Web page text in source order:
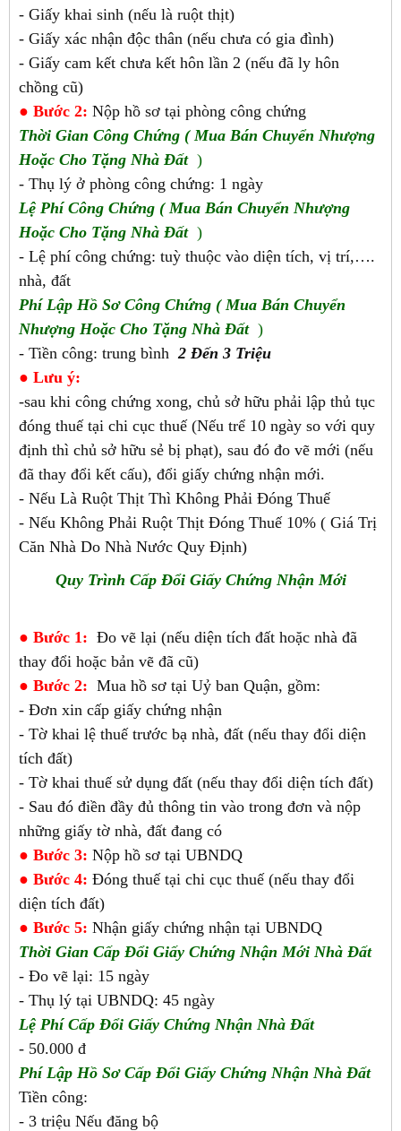
- Giấy khai sinh (nếu là ruột thịt)
- Giấy xác nhận độc thân (nếu chưa có gia đình)
- Giấy cam kết chưa kết hôn lần 2 (nếu đã ly hôn
chồng cũ)
● Bước 2: Nộp hồ sơ tại phòng công chứng
Thời Gian Công Chứng ( Mua Bán Chuyển Nhượng
Hoặc Cho Tặng Nhà Đất )
- Thụ lý ở phòng công chứng: 1 ngày
Lệ Phí Công Chứng ( Mua Bán Chuyển Nhượng
Hoặc Cho Tặng Nhà Đất )
- Lệ phí công chứng: tuỳ thuộc vào diện tích, vị trí,….
nhà, đất
Phí Lập Hồ Sơ Công Chứng ( Mua Bán Chuyển
Nhượng Hoặc Cho Tặng Nhà Đất )
- Tiền công: trung bình 2 Đến 3 Triệu
● Lưu ý:
-sau khi công chứng xong, chủ sở hữu phải lập thủ tục
đóng thuế tại chi cục thuế (Nếu trể 10 ngày so với quy
định thì chủ sở hữu sẻ bị phạt), sau đó đo vẽ mới (nếu
đã thay đổi kết cấu), đổi giấy chứng nhận mới.
- Nếu Là Ruột Thịt Thì Không Phải Đóng Thuế
- Nếu Không Phải Ruột Thịt Đóng Thuế 10% ( Giá Trị
Căn Nhà Do Nhà Nước Quy Định)
Quy Trình Cấp Đổi Giấy Chứng Nhận Mới
● Bước 1: Đo vẽ lại (nếu diện tích đất hoặc nhà đã
thay đổi hoặc bản vẽ đã cũ)
● Bước 2: Mua hồ sơ tại Uỷ ban Quận, gồm:
- Đơn xin cấp giấy chứng nhận
- Tờ khai lệ thuế trước bạ nhà, đất (nếu thay đổi diện
tích đất)
- Tờ khai thuế sử dụng đất (nếu thay đổi diện tích đất)
- Sau đó điền đầy đủ thông tin vào trong đơn và nộp
những giấy tờ nhà, đất đang có
● Bước 3: Nộp hồ sơ tại UBNDQ
● Bước 4: Đóng thuế tại chi cục thuế (nếu thay đổi
diện tích đất)
● Bước 5: Nhận giấy chứng nhận tại UBNDQ
Thời Gian Cấp Đổi Giấy Chứng Nhận Mới Nhà Đất
- Đo vẽ lại: 15 ngày
- Thụ lý tại UBNDQ: 45 ngày
Lệ Phí Cấp Đổi Giấy Chứng Nhận Nhà Đất
- 50.000 đ
Phí Lập Hồ Sơ Cấp Đổi Giấy Chứng Nhận Nhà Đất
Tiền công:
- 3 triệu Nếu đăng bộ